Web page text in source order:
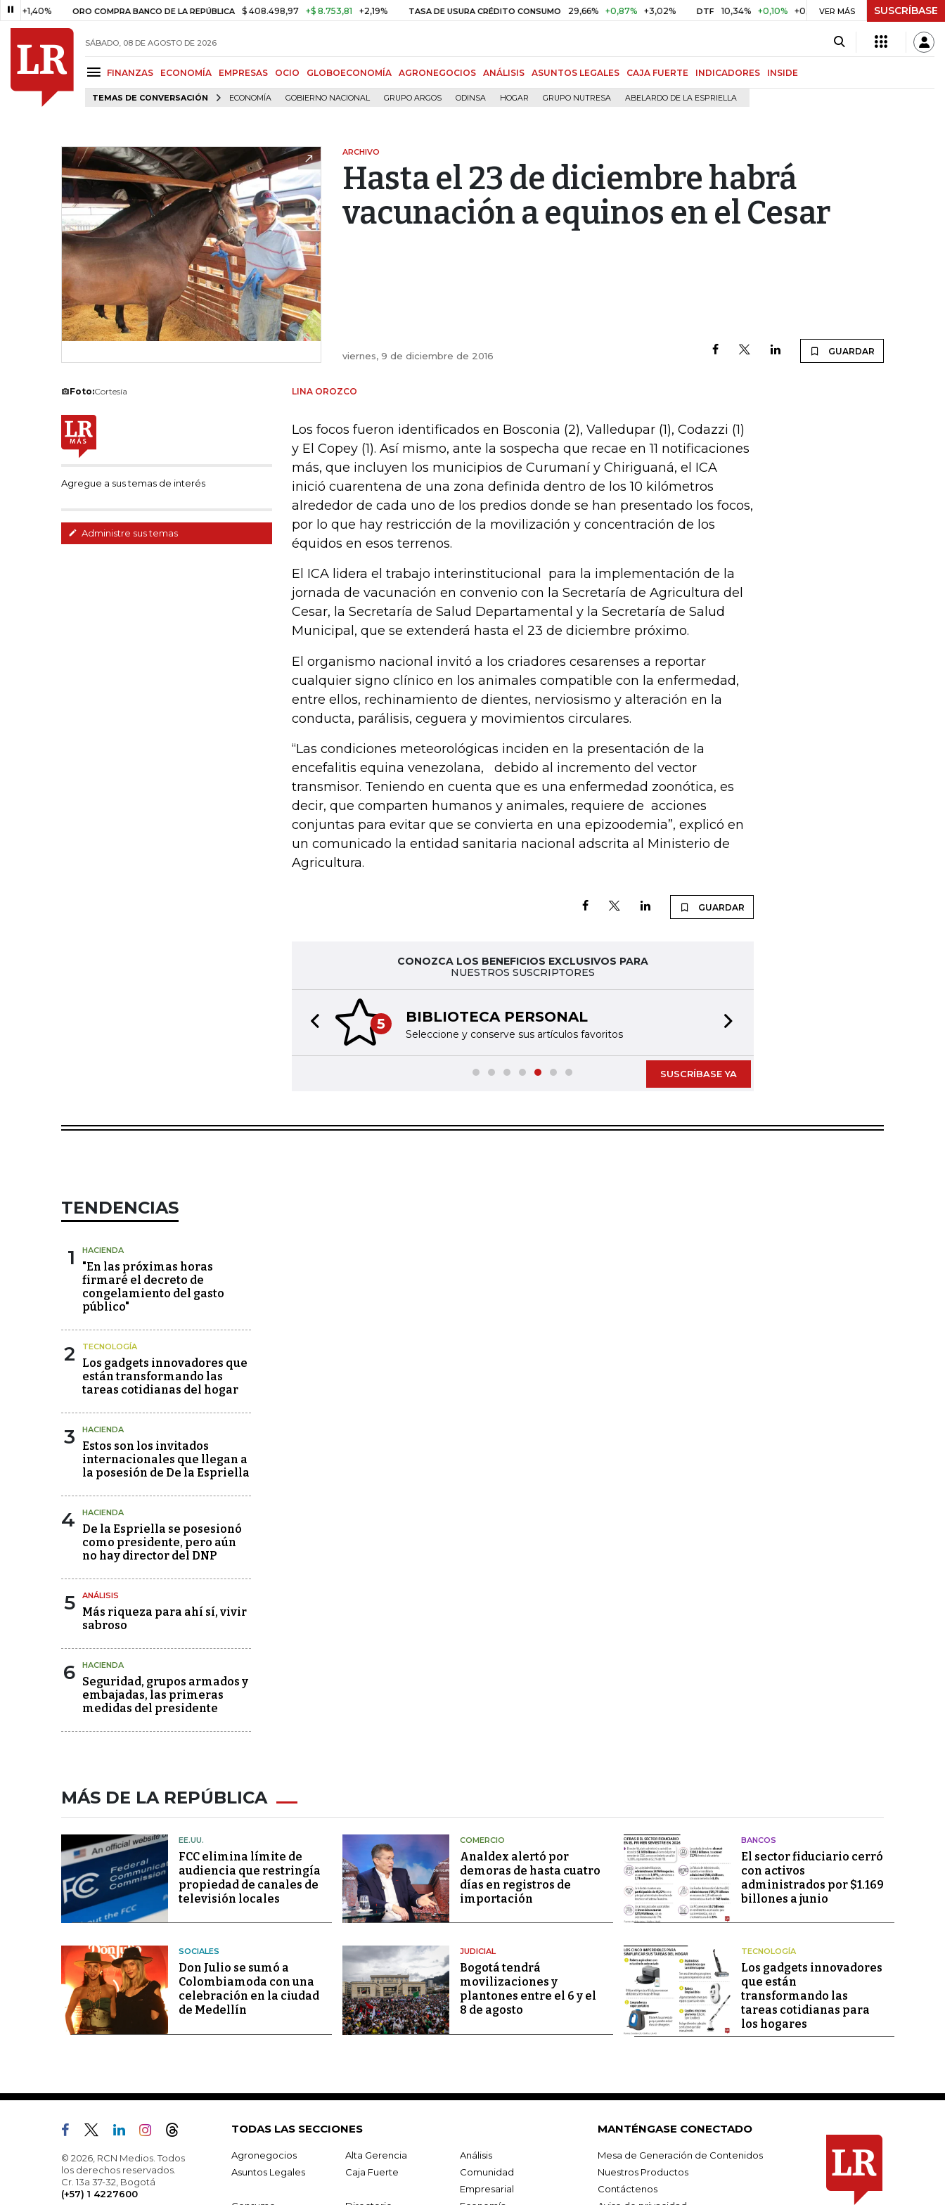
ORO COMPRA BANCO DE LA REPÚBLICA $ 408.498,97 +$ 8.753,81 +2,19% TASA DE USURA CRÉDITO CONSUMO 29,66% +0,87% +3,02% DTF 10,34% +0,10% +0,98% UVR $ 416,96 +$ 0,05
VER MÁS SUSCRÍBASE
SÁBADO, 08 DE AGOSTO DE 2026
FINANZAS ECONOMÍA EMPRESAS OCIO GLOBOECONOMÍA AGRONEGOCIOS ANÁLISIS ASUNTOS LEGALES CAJA FUERTE INDICADORES INSIDE
TEMAS DE CONVERSACIÓN ECONOMÍA GOBIERNO NACIONAL GRUPO ARGOS ODINSA HOGAR GRUPO NUTRESA ABELARDO DE LA ESPRIELLA
ARCHIVO
Hasta el 23 de diciembre habrá
vacunación a equinos en el Cesar
viernes, 9 de diciembre de 2016 GUARDAR
Foto:Cortesía
Agregue a sus temas de interés
Administre sus temas
LINA OROZCO
Los focos fueron identificados en Bosconia (2), Valledupar (1), Codazzi (1)
y El Copey (1). Así mismo, ante la sospecha que recae en 11 notificaciones
más, que incluyen los municipios de Curumaní y Chiriguaná, el ICA
inició cuarentena de una zona definida dentro de los 10 kilómetros
alrededor de cada uno de los predios donde se han presentado los focos,
por lo que hay restricción de la movilización y concentración de los
équidos en esos terrenos.
El ICA lidera el trabajo interinstitucional para la implementación de la
jornada de vacunación en convenio con la Secretaría de Agricultura del
Cesar, la Secretaría de Salud Departamental y la Secretaría de Salud
Municipal, que se extenderá hasta el 23 de diciembre próximo.
El organismo nacional invitó a los criadores cesarenses a reportar
cualquier signo clínico en los animales compatible con la enfermedad,
entre ellos, rechinamiento de dientes, nerviosismo y alteración en la
conducta, parálisis, ceguera y movimientos circulares.
“Las condiciones meteorológicas inciden en la presentación de la
encefalitis equina venezolana, debido al incremento del vector
transmisor. Teniendo en cuenta que es una enfermedad zoonótica, es
decir, que comparten humanos y animales, requiere de acciones
conjuntas para evitar que se convierta en una epizoodemia”, explicó en
un comunicado la entidad sanitaria nacional adscrita al Ministerio de
Agricultura.
GUARDAR
CONOZCA LOS BENEFICIOS EXCLUSIVOS PARA
NUESTROS SUSCRIPTORES
5 BIBLIOTECA PERSONAL
Seleccione y conserve sus artículos favoritos
Previous slide
SUSCRÍBASE YA
TENDENCIAS
1 HACIENDA
"En las próximas horas
firmaré el decreto de
congelamiento del gasto
público"
2 TECNOLOGÍA
Los gadgets innovadores que
están transformando las
tareas cotidianas del hogar
3 HACIENDA
Estos son los invitados
internacionales que llegan a
la posesión de De la Espriella
4 HACIENDA
De la Espriella se posesionó
como presidente, pero aún
no hay director del DNP
5 ANÁLISIS
Más riqueza para ahí sí, vivir
sabroso
6 HACIENDA
Seguridad, grupos armados y
embajadas, las primeras
medidas del presidente
MÁS DE LA REPÚBLICA
EE.UU.
FCC elimina límite de
audiencia que restringía
propiedad de canales de
televisión locales
COMERCIO
Analdex alertó por
demoras de hasta cuatro
días en registros de
importación
BANCOS
El sector fiduciario cerró
con activos
administrados por $1.169
billones a junio
SOCIALES
Don Julio se sumó a
Colombiamoda con una
celebración en la ciudad
de Medellín
JUDICIAL
Bogotá tendrá
movilizaciones y
plantones entre el 6 y el
8 de agosto
TECNOLOGÍA
Los gadgets innovadores
que están
transformando las
tareas cotidianas para
los hogares
© 2026, RCN Medios. Todos
los derechos reservados.
Cr. 13a 37-32, Bogotá
(+57) 1 4227600
TODAS LAS SECCIONES
Agronegocios Alta Gerencia
Análisis
Asuntos Legales
Caja Fuerte
Comunidad
Empresarial
MANTÉNGASE CONECTADO
Mesa de Generación de Contenidos
Nuestros Productos
Contáctenos